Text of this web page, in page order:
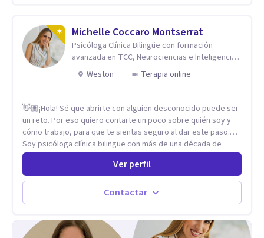
busco eliminar el malestar, sino transformar la relación que
tienes con lo que sientes y piensas. Acompaño a que puedas
sostener tu experiencia interna con mayor flexibilidad, sin
tener que luchar constantemente contigo. Integro también
herramientas como mindfulness, escritura terapéutica y
racional.
Michelle Coccaro Montserrat
Psicóloga Clínica Bilingüe con formación
avanzada en TCC, Neurociencias e Inteligencia
Emocional.
Weston Terapia online
👋🏽¡Hola! Sé que abrirte con alguien desconocido puede ser
un reto. Por eso quiero contarte un poco sobre quién soy y
cómo trabajo, para que te sientas seguro al dar este paso.
Soy psicóloga clínica bilingüe con más de una década de
experiencia. He dictado conferencias, escrito artículos y
ejercido como profesora universitaria. Un dato curioso: he
vivido en varios países y conozco de primera mano lo que
significa ser migrante, adaptarse a los cambios y empezar de
nuevo.
Ver perfil
Contactar